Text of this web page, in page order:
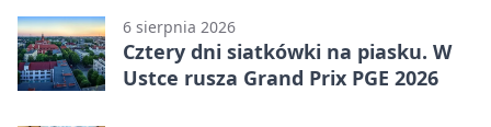
6 sierpnia 2026
Cztery dni siatkówki na piasku. W
Ustce rusza Grand Prix PGE 2026